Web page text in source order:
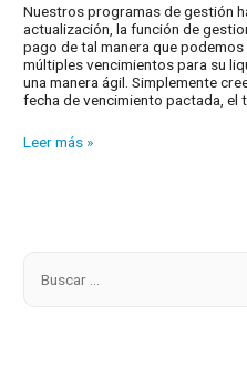
Nuestros programas de gestión
actualización, la función de
pago de tal manera que
múltiples vencimientos para su
una manera ágil. Simplemente
fecha de vencimiento pactada, el
Gestión
Leer más »